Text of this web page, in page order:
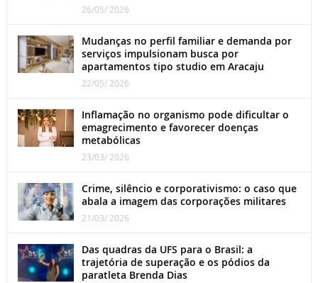
26/05/ 2026
Mudanças no perfil familiar e demanda por
serviços impulsionam busca por
apartamentos tipo studio em Aracaju
22/05/ 2026
Inflamação no organismo pode dificultar o
emagrecimento e favorecer doenças
metabólicas
23/03/ 2026
Crime, silêncio e corporativismo: o caso que
abala a imagem das corporações militares
21/03/ 2026
Das quadras da UFS para o Brasil: a
trajetória de superação e os pódios da
paratleta Brenda Dias